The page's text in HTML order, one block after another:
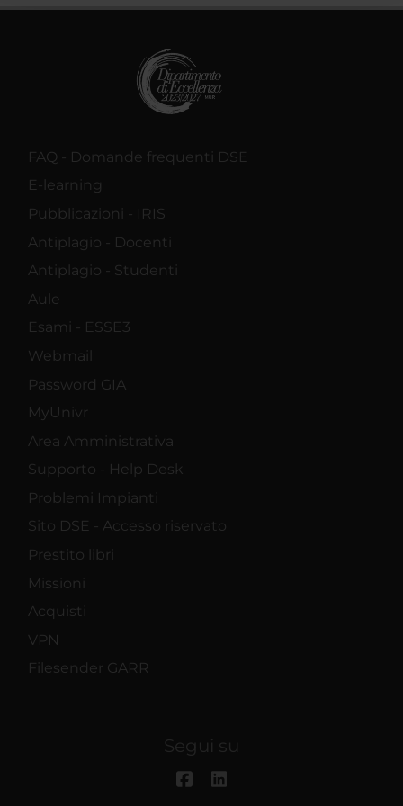
raccolto dal tuo utilizzo dei loro servizi.
FAQ - Domande frequenti DSE
E-learning
Pubblicazioni - IRIS
Antiplagio - Docenti
Antiplagio - Studenti
Aule
Esami - ESSE3
Webmail
Password GIA
MyUnivr
Area Amministrativa
Supporto - Help Desk
Problemi Impianti
Sito DSE - Accesso riservato
Prestito libri
Missioni
Acquisti
VPN
Filesender GARR
Segui su